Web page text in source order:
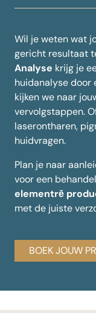
Wil je weten wat
gericht resultaat
Analyse krijg je
huidanalyse door
kijken we naar
vervolgstappen.
laserontharen,
huidvragen.
Plan je naar
voor een
elementrē
met de juiste
BOEK JOUW